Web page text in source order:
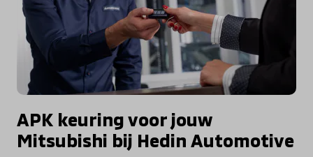
APK keuring voor jouw
Mitsubishi bij Hedin Automotive